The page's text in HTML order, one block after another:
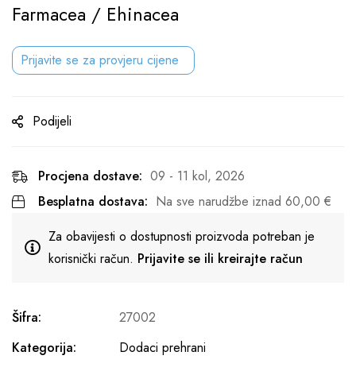
Farmacea / Ehinacea
Prijavite se za provjeru cijene
Podijeli
Procjena dostave: 09 - 11 kol, 2026
Besplatna dostava: Na sve narudžbe iznad 60,00 €
Za obavijesti o dostupnosti proizvoda potreban je
korisnički račun. Prijavite se ili kreirajte račun
Šifra:
27002
Kategorija:
Dodaci prehrani